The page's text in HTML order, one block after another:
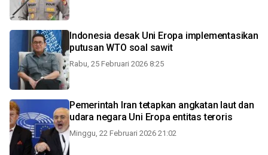
Indonesia desak Uni Eropa implementasikan
putusan WTO soal sawit
Rabu, 25 Februari 2026 8:25
Pemerintah Iran tetapkan angkatan laut dan
udara negara Uni Eropa entitas teroris
Minggu, 22 Februari 2026 21:02